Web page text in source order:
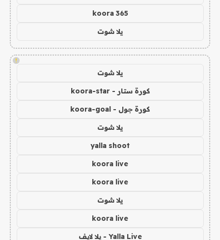
koora 365
يلا شوت
!
يلا شوت
كورة ستار - koora-star
كورة جول - koora-goal
يلا شوت
yalla shoot
koora live
koora live
يلا شوت
koora live
Yalla Live - يلا لايف